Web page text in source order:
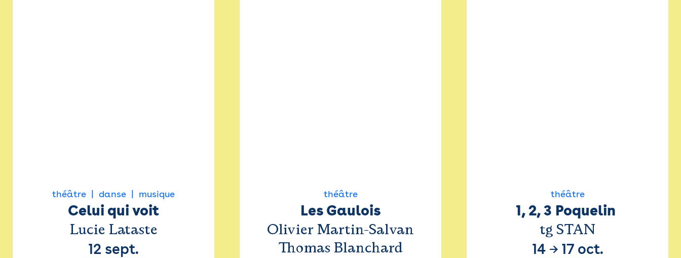
théâtre danse musique
Celui qui voit
Lucie Lataste
12 sept.
théâtre
Les Gaulois
Olivier Martin-Salvan
Thomas Blanchard
théâtre
1, 2, 3 Poquelin
tg STAN
14→ 17 oct.